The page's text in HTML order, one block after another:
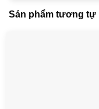
Sản phẩm tương tự